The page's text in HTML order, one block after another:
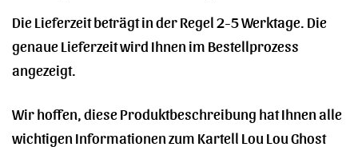
Die Lieferzeit beträgt in der Regel 2-5 Werktage. Die
genaue Lieferzeit wird Ihnen im Bestellprozess
angezeigt.
Wir hoffen, diese Produktbeschreibung hat Ihnen alle
wichtigen Informationen zum Kartell Lou Lou Ghost